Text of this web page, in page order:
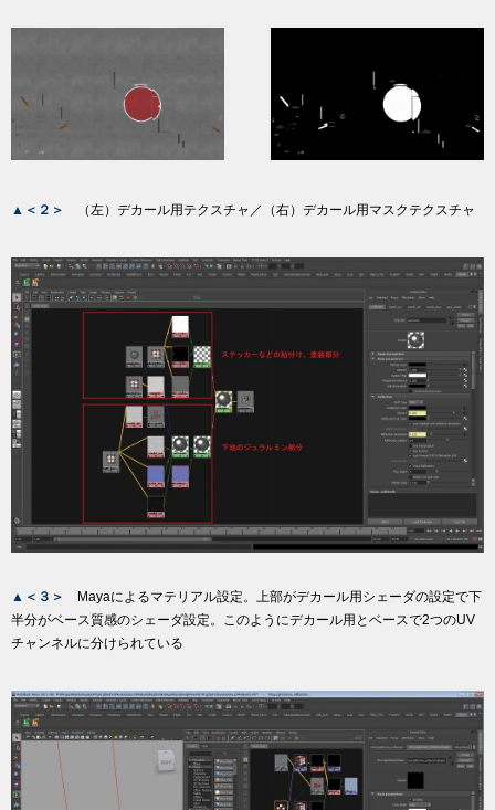
▲＜２＞ （左）デカール用テクスチャ／（右）デカール用マスクテクスチャ
▲＜３＞
Mayaによるマテリアル設定。上部がデカール用シェーダの設定で下
半分がベース質感のシェーダ設定。このようにデカール用とベースで2つのUV
チャンネルに分けられている